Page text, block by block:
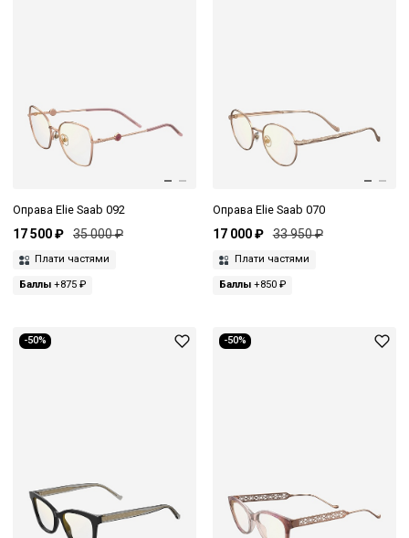
Оправа Elie Saab 092
17 500 ₽ 35 000 ₽
Плати частями
Баллы +875 ₽
Оправа Elie Saab 070
17 000 ₽ 33 950 ₽
Плати частями
Баллы+850 ₽
-50% -50%